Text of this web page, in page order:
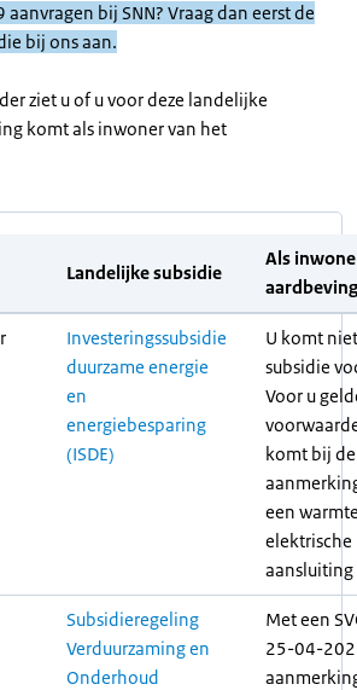
bij SNN? Vraag dan eerst de
bij ons aan.
ziet u of u voor deze landelijke
komt als inwoner van het
Landelijke subsidie
Als
Investeringssubsidie
duurzame energie
en
energiebesparing
(ISDE)
U komt
subsidie
Voor u
komt bij
een
Subsidieregeling
Verduurzaming en
Onderhoud
Met een
25-04-